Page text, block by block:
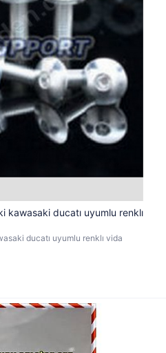
ducatı uyumlu renklı
ducatı uyumlu renklı vida